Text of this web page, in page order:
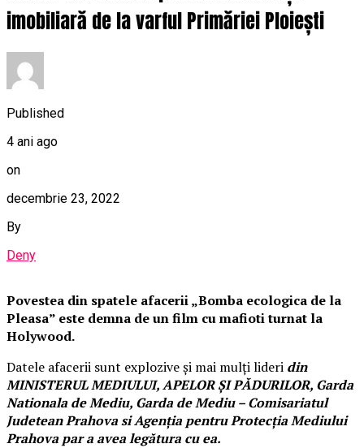
imobiliară de la varful Primăriei Ploiești
Published
4 ani ago
on
decembrie 23, 2022
By
Deny
Povestea din spatele afacerii „Bomba ecologica de la
Pleasa” este demna de un film cu mafioti turnat la
Holywood.
Datele afacerii sunt explozive şi mai mulţi lideri din
MINISTERUL MEDIULUI, APELOR ŞI PĂDURILOR, Garda
Nationala de Mediu, Garda de Mediu – Comisariatul
Judetean Prahova si Agenţia pentru Protecţia Mediului
Prahova par a avea legătura cu ea.